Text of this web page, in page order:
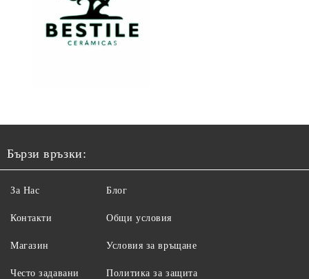
Бързи връзки:
За Нас
Контакти
Магазин
Често задавани
Блог
Общи условия
Условия за връщане
Политика за защита